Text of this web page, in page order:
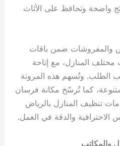
واضحة وتحافظ على الأثاث
والمفروشات ضمن باقات
مختلف المنازل، مع إتاحة
الطلب. وتُسهم هذه المرونة
كما تُرسّخ مكانة فرسان
تنظيف المنازل بالرياض
والدقة في العمل.
والمكاتب